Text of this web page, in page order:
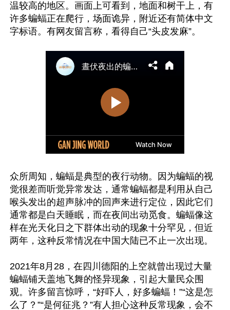
温较高的地区。画面上可看到，地面和树干上，有
许多蝙蝠正在爬行，场面诡异，附近还有简体中文
众所周知，蝙蝠是典型的夜行动物。因为蝙蝠的视
觉很差而听觉异常发达，通常蝙蝠都是利用从自己
喉头发出的超声脉冲的回声来进行定位，因此它们
通常都是白天睡眠，而在夜间出动觅食。蝙蝠像这
样在光天化日之下群体出动的现象十分罕见，但近
两年，这种反常情况在中国大陆已不止一次出现。
2021年8月28，在四川德阳的上空就曾出现过大量
蝙蝠铺天盖地飞舞的怪异现象，引起大量民众围
观。许多留言惊呼，“好吓人，好多蝙蝠！”“这是怎
么了？”“是何征兆？”有人担心这种反常现象，会不